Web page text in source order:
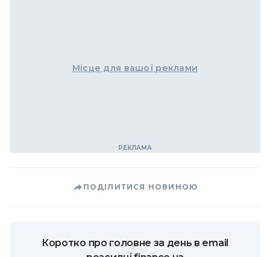
Місце для вашої реклами
ПОДІЛИТИСЯ НОВИНОЮ
Коротко про головне за день в email